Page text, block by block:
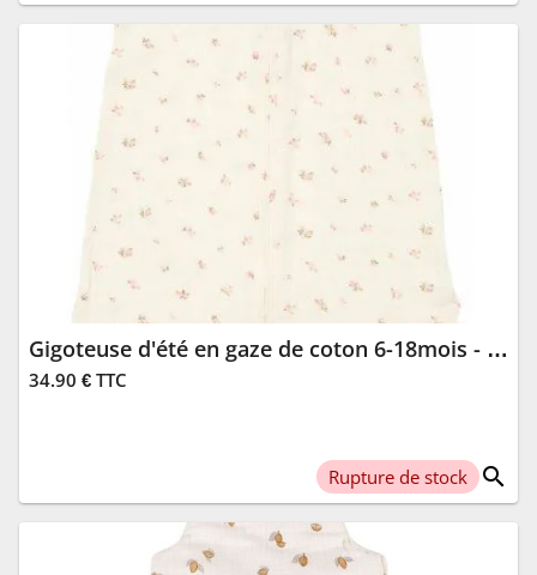
Gigoteuse d'été en gaze de coton 6-18mois - Fairy Blossom
34.90 € TTC
Rupture de stock search